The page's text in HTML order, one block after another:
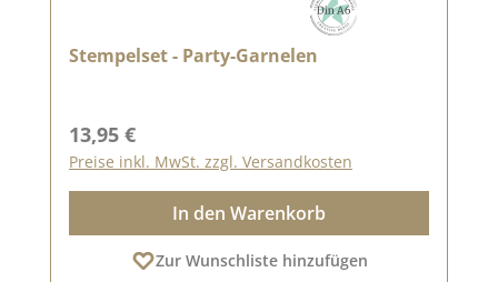
Stempelset - Party-Garnelen
Regulärer Preis:
13,95 €
Preise inkl. MwSt. zzgl. Versandkosten
In den Warenkorb
Zur Wunschliste hinzufügen